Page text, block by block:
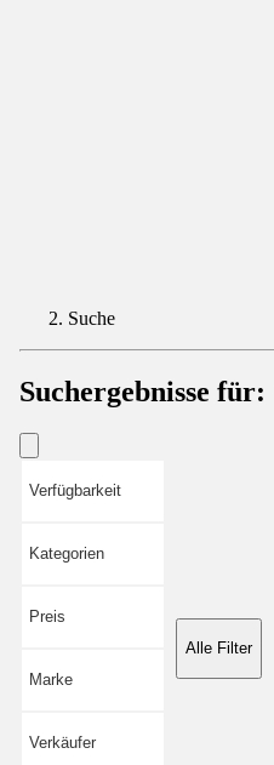
Suche
Suchergebnisse für:
Verfügbarkeit
Kategorien
Preis
Marke
Verkäufer
Alle Filter